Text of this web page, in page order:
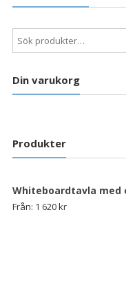
Sök
efter:
Din varukorg
Produkter
Whiteboardtavla med
Från: 1 620kr